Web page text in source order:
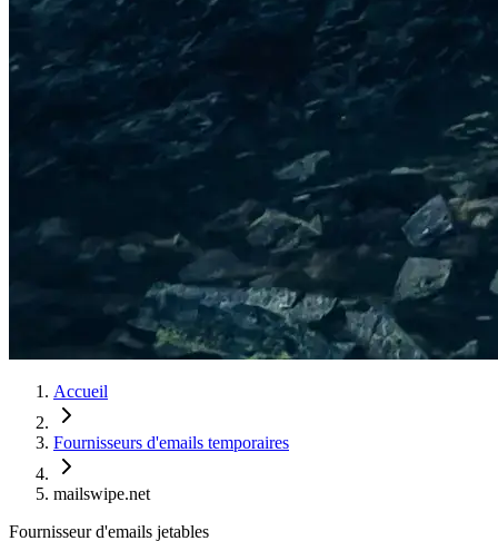
Accueil
Fournisseurs d'emails temporaires
mailswipe.net
Fournisseur d'emails jetables